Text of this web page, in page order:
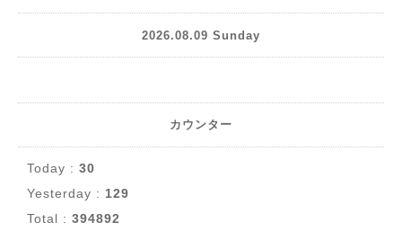
2026.08.09 Sunday
カウンター
Today : 30
Yesterday : 129
Total : 394892